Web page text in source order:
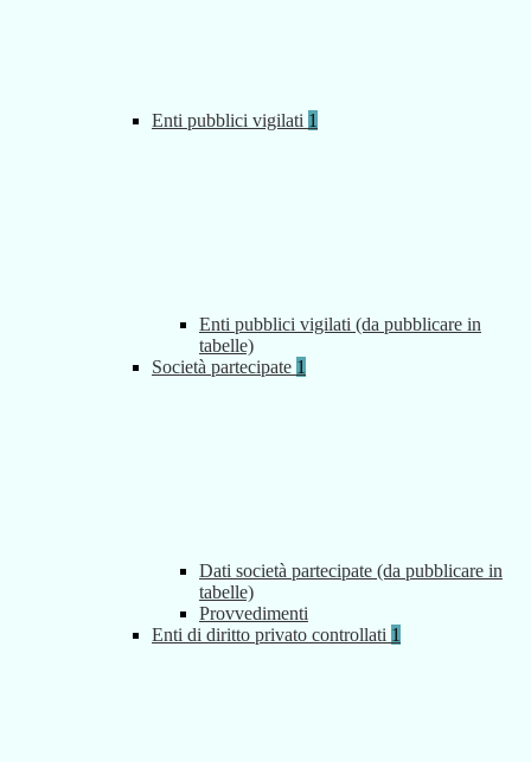
Enti pubblici vigilati 1
Enti pubblici vigilati (da pubblicare in
tabelle)
Società partecipate 1
Dati società partecipate (da pubblicare in
tabelle)
Provvedimenti
Enti di diritto privato controllati 1